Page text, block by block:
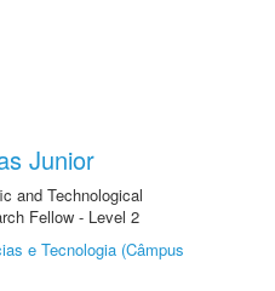
Junior
and Technological
Fellow - Level 2
e Tecnologia (Câmpus